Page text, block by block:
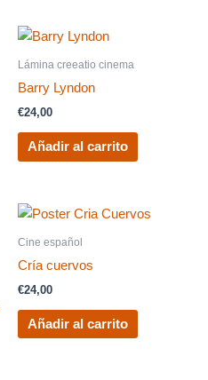
Lámina creeatio cinema
Barry Lyndon
€24,00
Añadir al carrito
Cine español
Cría cuervos
€24,00
Añadir al carrito